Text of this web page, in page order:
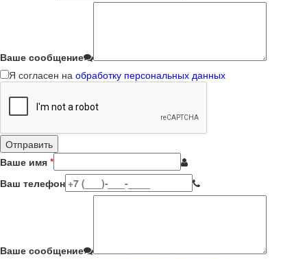
Ваше сообщение
Я согласен на обработку персональных данных
Ваше имя *
Ваш телефон
Ваше сообщение